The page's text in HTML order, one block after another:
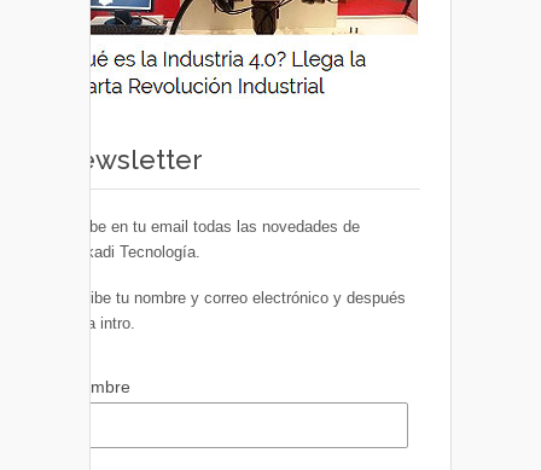
Newsletter
Recibe en tu email todas las novedades de
Euskadi Tecnología.
Escribe tu nombre y correo electrónico y después
pulsa intro.
Nombre